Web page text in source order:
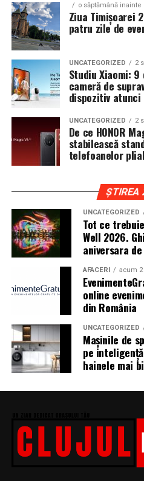
parfumerie. În cadrul unui
primit aceeași provocare: să
constrângeri comerciale și
Rezultatul este o colecție de
construite în jurul
premium.
parfumul din sticlă, Oriflame
episoade disponibile pe
întregul proces de creație, de
ingredientelor până la
Ce parfum alegi vara?Nu
Dacă îți plac parfumurile
ingredientele precum lime-ul
preferi aromele calde,
de smochină, cocos și lemn
pentru serile de vară.
Indiferent de preferințe,
ideal să experimentezi și să
inspirate din universul
Top Scents de la Oriflame
ingredientele premium,
o săptămână inainte
Ziua Timișoarei
patru zile de
UNCATEGORIZED 2
Studiu Xiaomi: 9
cameră de
dispozitiv atunci
UNCATEGORIZED 2
De ce HONOR
stabilească
telefoanelor
ȘTIREA
UNCATEGORIZED
Tot ce
Well 2026.
aniversara
AFACERI acum 2
online
din România
UNCATEGORIZED
Mașinile de
pe
hainele mai